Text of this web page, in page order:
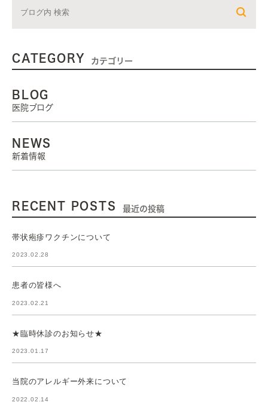
CATEGORY カテゴリー
BLOG
医院ブログ
NEWS
新着情報
RECENT POSTS 最近の投稿
帯状疱疹ワクチンについて
2023.02.28
患者の皆様へ
2023.02.21
★臨時休診のお知らせ★
2023.01.17
当院のアレルギー外来について
2022.02.14